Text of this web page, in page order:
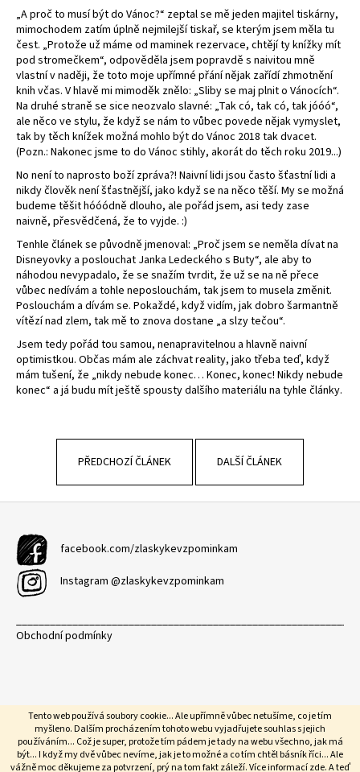
Tento web používá soubory cookie... Ale upřímně vůbec netušíme, co je tím
myšleno. Dalším procházením tohoto webu vyjadřujete souhlas s jejich
používáním... Což je super, protože tím pádem je tady na webu všechno, jak má
být... I když my dvě vůbec nevíme, jak je to možné a co tím chtěl básník říci... Ale
vážně moc děkujeme za potvrzení, prý na tom fakt záleží. Více informacízde. A teď
„A proč to musí být do Vánoc?“ zeptal se mě jeden majitel tiskárny,
mimochodem zatím úplně nejmilejší tiskař, se kterým jsem měla tu
čest. „Protože už máme od maminek rezervace, chtějí ty knížky mít
pod stromečkem“, odpověděla jsem popravdě s naivitou mně
vlastní v naději, že toto moje upřímné přání nějak zařídí zhmotnění
knih včas. V hlavě mi mimoděk znělo: „Sliby se maj plnit o Vánocích“.
Na druhé straně se sice neozvalo slavné: „Tak có, tak có, tak jóóó“,
ale něco ve stylu, že když se nám to vůbec povede nějak vymyslet,
tak by těch knížek možná mohlo být do Vánoc 2018 tak dvacet.
(Pozn.: Nakonec jsme to do Vánoc stihly, akorát do těch roku 2019...)
No není to naprosto boží zpráva?! Naivní lidi jsou často šťastní lidi a
nikdy člověk není šťastnější, jako když se na něco těší. My se možná
budeme těšit hóóódně dlouho, ale pořád jsem, asi tedy zase
naivně, přesvědčená, že to vyjde. :)
Tenhle článek se původně jmenoval: „Proč jsem se neměla dívat na
Disneyovky a poslouchat Janka Ledeckého s Buty“, ale aby to
náhodou nevypadalo, že se snažím tvrdit, že už se na ně přece
vůbec nedívám a tohle neposlouchám, tak jsem to musela změnit.
Poslouchám a dívám se. Pokaždé, když vidím, jak dobro šarmantně
vítězí nad zlem, tak mě to znova dostane „a slzy tečou“.
Jsem tedy pořád tou samou, nenapravitelnou a hlavně naivní
optimistkou. Občas mám ale záchvat reality, jako třeba teď, když
mám tušení, že „nikdy nebude konec… Konec, konec! Nikdy nebude
konec“ a já budu mít ještě spousty dalšího materiálu na tyhle články.
PŘEDCHOZÍ ČLÁNEK DALŠÍ ČLÁNEK
Z
facebook.com/zlaskykevzpominkam
Instagram @zlaskykevzpominkam
Obchodní podmínky
Vytvořil Shoptet